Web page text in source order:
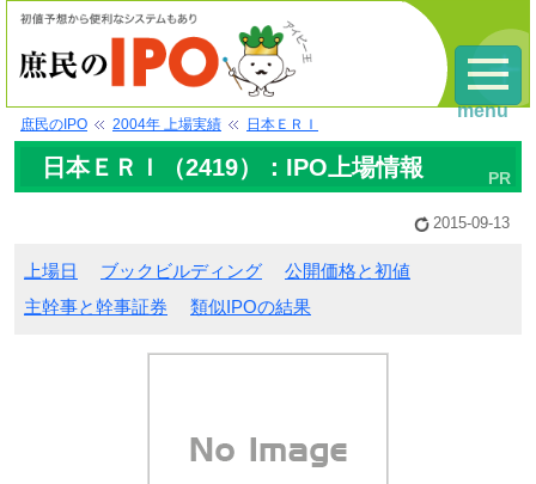
庶民のIPO 2004年 上場実績 日本ＥＲＩ
日本ＥＲＩ（2419）：IPO上場情報
2015-09-13
上場日 ブックビルディング
公開価格と初値
主幹事と幹事証券
類似IPOの結果
menu